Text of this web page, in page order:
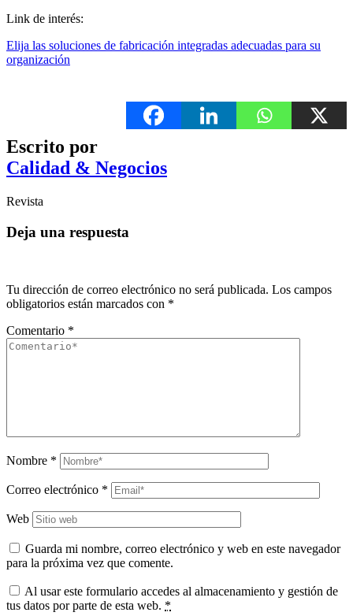
Link de interés:
Elija las soluciones de fabricación integradas adecuadas para su
organización
Escrito por
Calidad & Negocios
Revista
Deja una respuesta
Tu dirección de correo electrónico no será publicada. Los campos
obligatorios están marcados con *
Comentario *
Nombre *
Correo electrónico *
Web
Guarda mi nombre, correo electrónico y web en este navegador
para la próxima vez que comente.
Al usar este formulario accedes al almacenamiento y gestión de
tus datos por parte de esta web. *